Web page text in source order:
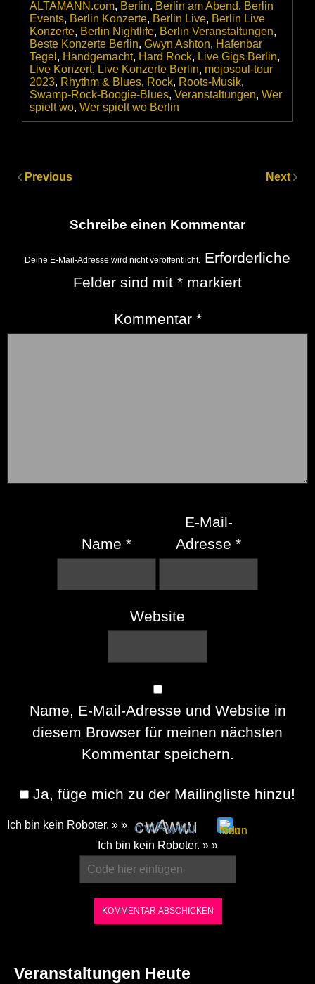
ALTAMANN.com, Berlin, Berlin am Abend, Berlin
Events, Berlin Konzerte, Berlin Live, Berlin Live
Konzerte, Berlin Nightlife, Berlin Veranstaltungen,
Beste Konzerte Berlin, Gwyn Ashton, Hafenbar
Tegel , Handgemacht, Hard Rock, Live Gigs Berlin,
Live Konzert, Live Konzerte Berlin, mojosoul-tour
2023, Rhythm & Blues, Rock, Roots-Musik,
Swamp-Rock-Boogie-Blues, Veranstaltungen, Wer
spielt wo, Wer spielt wo Berlin
Previous Next
Schreibe einen Kommentar
Deine E-Mail-Adresse wird nicht veröffentlicht. Erforderliche
Felder sind mit * markiert
Kommentar *
Name *
E-Mail-
Adresse*
Website
Name, E-Mail-Adresse und Website in
diesem Browser für meinen nächsten
Kommentar speichern.
Ja, füge mich zu der Mailingliste hinzu!
Ich bin kein Roboter. » »
the
Ich bin kein Roboter. » »
Veranstaltungen Heute